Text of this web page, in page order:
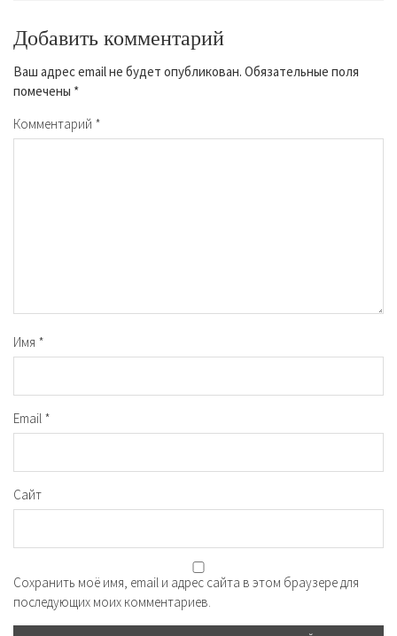
Добавить комментарий
Ваш адрес email не будет опубликован. Обязательные поля
помечены *
Комментарий *
Имя *
Email *
Сайт
Сохранить моё имя, email и адрес сайта в этом браузере для
последующих моих комментариев.